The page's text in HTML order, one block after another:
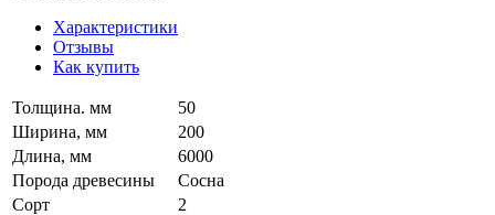
Характеристики
Отзывы
Как купить
Толщина. мм
50
Ширина, мм
200
Длина, мм
6000
Порода древесины
Сосна
Сорт
2